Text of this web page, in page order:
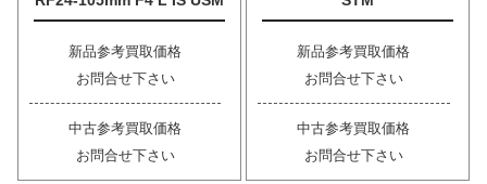
新品参考買取価格
お問合せ下さい
中古参考買取価格
お問合せ下さい
新品参考買取価格
お問合せ下さい
中古参考買取価格
お問合せ下さい